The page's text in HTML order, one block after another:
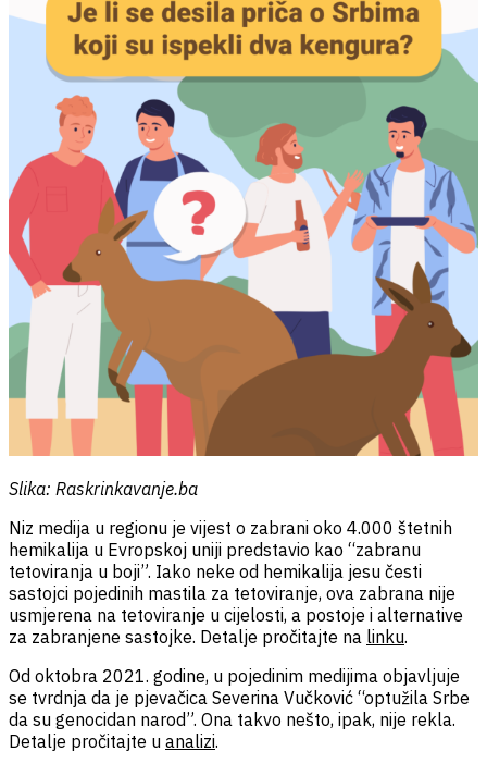
Slika: Raskrinkavanje.ba
Niz medija u regionu je vijest o zabrani oko 4.000 štetnih
hemikalija u Evropskoj uniji predstavio kao “zabranu
tetoviranja u boji”. Iako neke od hemikalija jesu česti
sastojci pojedinih mastila za tetoviranje, ova zabrana nije
usmjerena na tetoviranje u cijelosti, a postoje i alternative
za zabranjene sastojke. Detalje pročitajte na linku.
Od oktobra 2021. godine, u pojedinim medijima objavljuje
se tvrdnja da je pjevačica Severina Vučković “optužila Srbe
da su genocidan narod”. Ona takvo nešto, ipak, nije rekla.
Detalje pročitajte u analizi.